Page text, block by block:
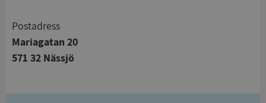
Postadress
Mariagatan 20
571 32 Nässjö